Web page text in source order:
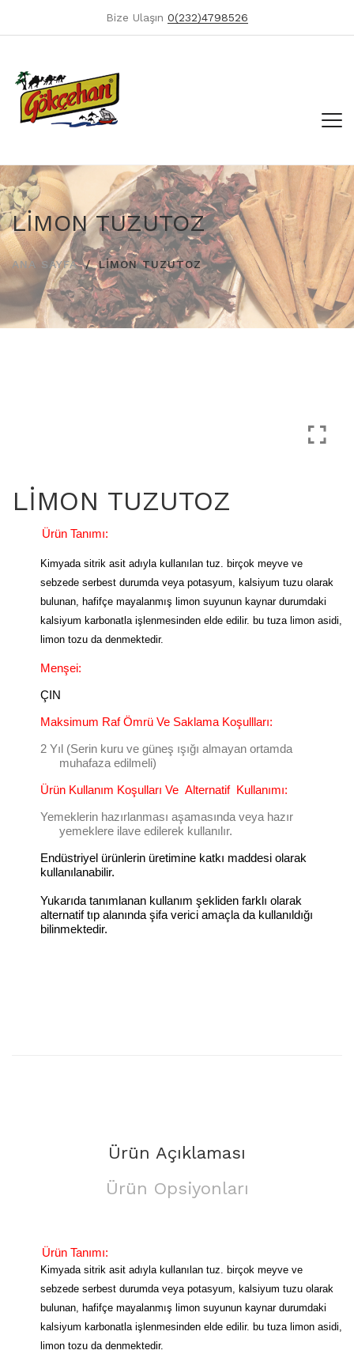
Bize Ulaşın 0(232)4798526
LİMON TUZUTOZ
ANA SAYFA LİMON TUZUTOZ
LİMON TUZUTOZ
Ürün Tanımı:
Kimyada sitrik asit adıyla kullanılan tuz. birçok meyve ve
sebzede serbest durumda veya potasyum, kalsiyum tuzu olarak
bulunan, hafifçe mayalanmış limon suyunun kaynar durumdaki
kalsiyum karbonatla işlenmesinden elde edilir. bu tuza limon asidi,
limon tozu da denmektedir.
Menşei:
ÇIN
Maksimum Raf Ömrü Ve Saklama Koşullları:
2 Yıl (Serin kuru ve güneş ışığı almayan ortamda
muhafaza edilmeli)
Ürün Kullanım Koşulları Ve Alternatif Kullanımı:
Yemeklerin hazırlanması aşamasında veya hazır
yemeklere ilave edilerek kullanılır.
Endüstriyel ürünlerin üretimine katkı maddesi olarak
kullanılanabilir.
Yukarıda tanımlanan kullanım şekliden farklı olarak
alternatif tıp alanında şifa verici amaçla da kullanıldığı
bilinmektedir.
Ürün Açıklaması
Ürün Opsiyonları
Ürün Tanımı:
Kimyada sitrik asit adıyla kullanılan tuz. birçok meyve ve
sebzede serbest durumda veya potasyum, kalsiyum tuzu olarak
bulunan, hafifçe mayalanmış limon suyunun kaynar durumdaki
kalsiyum karbonatla işlenmesinden elde edilir. bu tuza limon asidi,
limon tozu da denmektedir.